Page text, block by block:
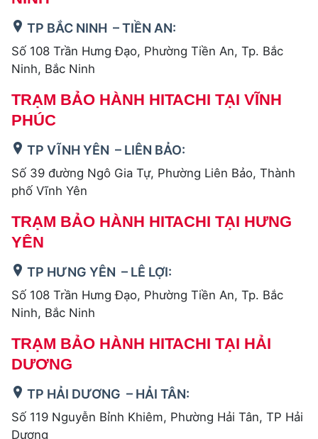
TP BẮC NINH – TIỀN AN:
Số 108 Trần Hưng Đạo, Phường Tiền An, Tp. Bắc
Ninh, Bắc Ninh
TRẠM BẢO HÀNH HITACHI TẠI VĨNH
PHÚC
TP VĨNH YÊN – LIÊN BẢO:
Số 39 đường Ngô Gia Tự, Phường Liên Bảo, Thành
phố Vĩnh Yên
TRẠM BẢO HÀNH HITACHI TẠI HƯNG
YÊN
TP HƯNG YÊN – LÊ LỢI:
Số 108 Trần Hưng Đạo, Phường Tiền An, Tp. Bắc
Ninh, Bắc Ninh
TRẠM BẢO HÀNH HITACHI TẠI HẢI
DƯƠNG
TP HẢI DƯƠNG – HẢI TÂN:
Số 119 Nguyễn Bỉnh Khiêm, Phường Hải Tân, TP Hải
Dương